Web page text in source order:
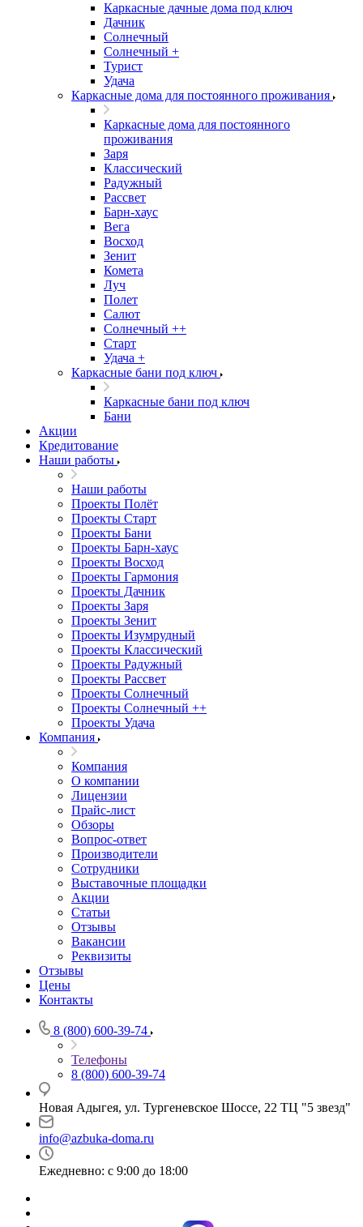
Каркасные дачные дома под ключ
Дачник
Солнечный
Солнечный +
Турист
Удача
Каркасные дома для постоянного проживания
Каркасные дома для постоянного
проживания
Заря
Классический
Радужный
Рассвет
Барн-хаус
Вега
Восход
Зенит
Комета
Луч
Полет
Салют
Солнечный ++
Старт
Удача +
Каркасные бани под ключ
Каркасные бани под ключ
Бани
Акции
Кредитование
Наши работы
Наши работы
Проекты Полёт
Проекты Старт
Проекты Бани
Проекты Барн-хаус
Проекты Восход
Проекты Гармония
Проекты Дачник
Проекты Заря
Проекты Зенит
Проекты Изумрудный
Проекты Классический
Проекты Радужный
Проекты Рассвет
Проекты Солнечный
Проекты Солнечный ++
Проекты Удача
Компания
Компания
О компании
Лицензии
Прайс-лист
Обзоры
Вопрос-ответ
Производители
Сотрудники
Выставочные площадки
Акции
Статьи
Отзывы
Вакансии
Реквизиты
Отзывы
Цены
Контакты
8 (800) 600-39-74
Телефоны
8 (800) 600-39-74
Новая Адыгея, ул. Тургеневское Шоссе, 22 ТЦ "5 звезд"
info@azbuka-doma.ru
Ежедневно: с 9:00 до 18:00